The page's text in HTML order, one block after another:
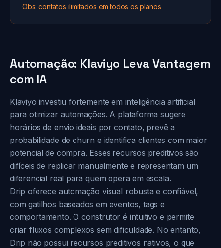
Obs: contatos ilimitados em todos os planos
Automação: Klaviyo Leva Vantagem
com IA
Klaviyo investiu fortemente em inteligência artificial
para otimizar automações. A plataforma sugere
horários de envio ideais por contato, prevê a
probabilidade de churn e identifica clientes com maior
potencial de compra. Esses recursos preditivos são
difíceis de replicar manualmente e representam um
diferencial real para quem opera em escala.
Drip oferece automação visual robusta e confiável,
com gatilhos baseados em eventos, tags e
comportamento. O construtor é intuitivo e permite
criar fluxos complexos sem dificuldade. No entanto,
Drip não possui recursos preditivos nativos, o que